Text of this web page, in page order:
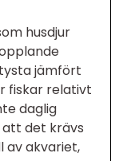
husdjur
jämfört
fiskar relativt
daglig
det krävs
av akvariet,